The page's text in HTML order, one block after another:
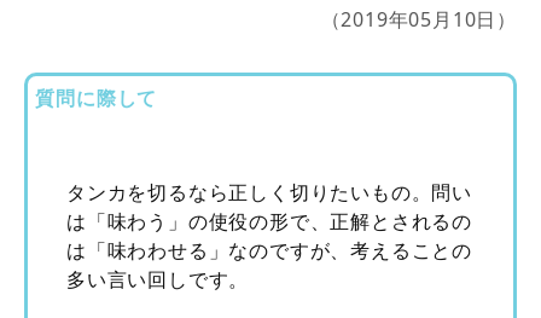
（2019年05月10日）
質問に際して
タンカを切るなら正しく切りたいもの。問い
は「味わう」の使役の形で、正解とされるの
は「味わわせる」なのですが、考えることの
多い言い回しです。